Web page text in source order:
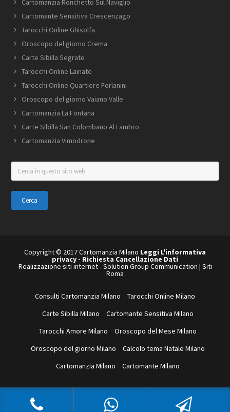
Cartomanzia Ronchetto Sul Naviglio
Cartomante Sensitiva Crescenzago
Tarocchi Online Ghisolfa
Oroscopo del giorno Crema
Carte Sibilla Segrate
Tarocchi Online Lainate
Tarocchi Online Quartiere Forlanini
Oroscopo del giorno Vaiano Valle
Cartomanzia La Fontana
Carte Sibilla San Colombano Al Lambro
Cartomanzia Vimodrone
Cerca
in
questo
sito
web
Copyright © 2017 Cartomanzia Milano Leggi L'informativa
privacy - Richiesta Cancellazione Dati
Realizzazione siti internet-Solution Group Communication | Siti
Roma
Consulti Cartomanzia Milano
Tarocchi Online Milano
Carte Sibilla Milano
Cartomante Sensitiva Milano
Tarocchi Amore Milano
Oroscopo del Mese Milano
Oroscopo del giorno Milano
Calcolo tema Natale Milano
Cartomanzia Milano
Cartomante Milano